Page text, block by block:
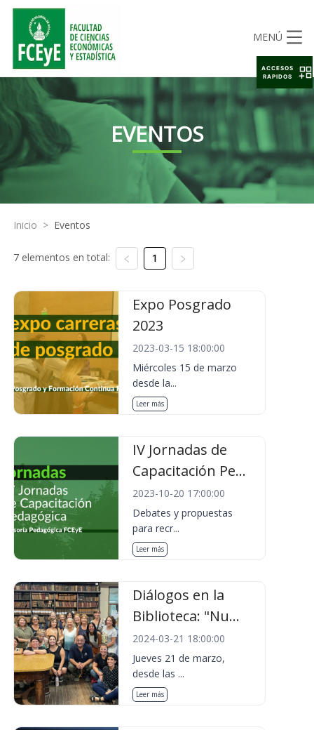
MENÚ
EVENTOS
Inicio > Eventos
7 elementos en total: 1
Expo Posgrado
2023
2023-03-15 18:00:00
Miércoles 15 de marzo
desde la...
Leer más
IV Jornadas de
Capacitación Pe...
2023-10-20 17:00:00
Debates y propuestas
para recr...
Leer más
Diálogos en la
Biblioteca: "Nu...
2024-03-21 18:00:00
Jueves 21 de marzo,
desde las ...
Leer más
ACCESOS
RAPIDOS